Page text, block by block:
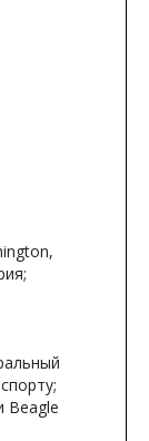
Beagle